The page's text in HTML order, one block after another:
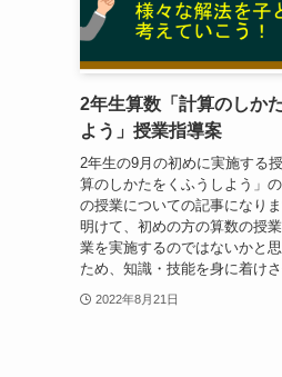
2年生算数「計算のしか
よう」授業指導案
2年生の9月の初めに実施する
算のしかたをくふうしよう」
の授業についての記事になり
明けて、初めの方の算数の授
業を実施するのではないかと
ため、知識・技能を身に着けさ
2022年8月21日